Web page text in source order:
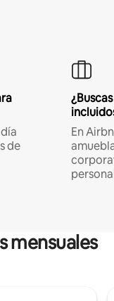
de
En
mensuales